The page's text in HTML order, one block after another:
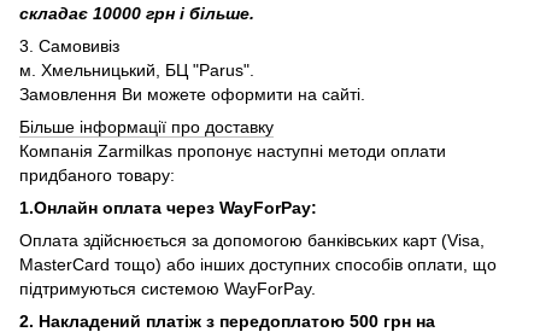
складає 10000 грн і більше.
3. Самовивіз
м. Хмельницький, БЦ "Parus".
Замовлення Ви можете оформити на сайті.
Більше інформації про доставку
Компанія Zarmilkas пропонує наступні методи оплати
придбаного товару:
1.Онлайн оплата через WayForPay:
Оплата здійснюється за допомогою банківських карт (Visa,
MasterCard тощо) або інших доступних способів оплати, що
підтримуються системою WayForPay.
2. Накладений платіж з передоплатою 500 грн на